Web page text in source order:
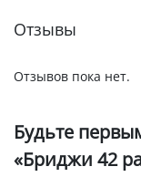
Отзывы
Отзывов пока нет.
Будьте
«Бриджи 42